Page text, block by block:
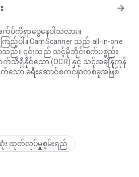
arrow_forward
ပ်ကိုရှာဖွေနေပါသလား။
ြည့်ပါ။ CamScanner သည် all-in-one
သည်။ ၎င်းသည် သင့်မိုဘိုင်းစက်ပစ္စည်း
က်သိရှိနိုင်သော (OCR) နှင့် သင့်အချိန်ကုန်
ော ခရီးဆောင်စကင်နာတစ်ခုအဖြစ်
တစ်ဝှမ်းရှိ နိုင်ငံများနှင့် ဒေသပေါင်း 200
500 ကျော်ရှိသည်။
စ် 500,000 ကျော်
မြန်စွာဒစ်ဂျစ်တယ်လုပ်ပါ။
အက်ပ်သည် စာရွက်စာတမ်းအမျိုးအစား
စ်ဂျစ်တယ်ပုံစံပြုလုပ်ရန် သင့်မိုဘိုင်း
း ထုတ်လုပ်မှုစွမ်းရည်